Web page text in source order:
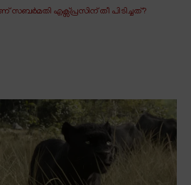
സബർമതി എക്സ്പ്രസിന് തീ പിടിച്ചത്?